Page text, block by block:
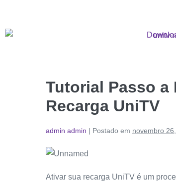
Tutorial Passo a
Recarga UniTV
admin admin | Postado em novembro
Ativar sua recarga UniTV é um